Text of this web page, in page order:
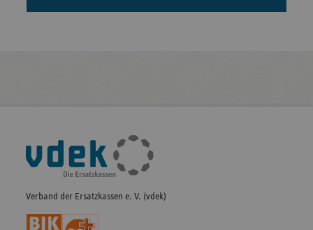
Fußleisten-
Navigation
Verband der Ersatzkassen e. V. (vdek)